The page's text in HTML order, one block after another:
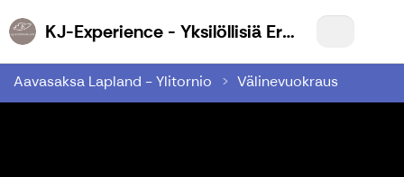
KJ-Experience - Yksilöllisiä Eräelämyksiä Sinulle
Aavasaksa Lapland - Ylitornio Välinevuokraus